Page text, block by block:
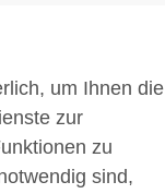
um Ihnen die
zur
zu
sind,